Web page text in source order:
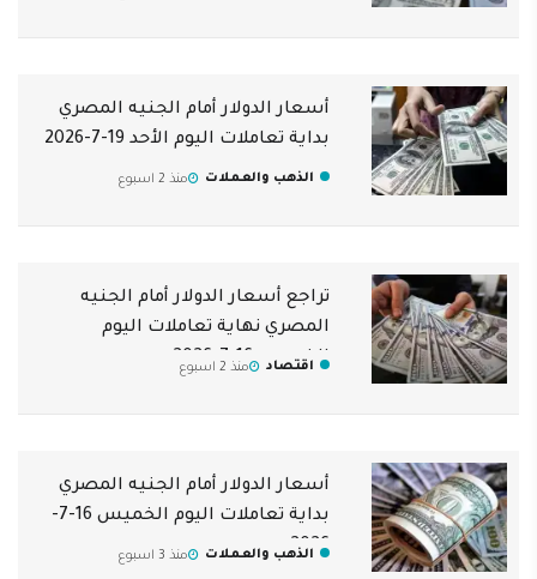
أسعار الدولار أمام الجنيه المصري
بداية تعاملات اليوم الأحد 19-7-2026
الذهب والعملات منذ 2 اسبوع
تراجع أسعار الدولار أمام الجنيه
المصري نهاية تعاملات اليوم
الخميس 16-7-2026
اقتصاد منذ 2 اسبوع
أسعار الدولار أمام الجنيه المصري
بداية تعاملات اليوم الخميس 16-7-
2026
الذهب والعملات منذ 3 اسبوع